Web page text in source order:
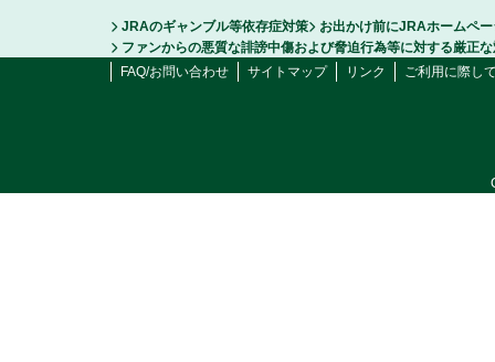
JRAのギャンブル等依存症対策
お出かけ前にJRAホームペ
ファンからの悪質な誹謗中傷および脅迫行為等に対する厳正
FAQ/お問い合わせ
サイトマップ リンク ご利用に際し